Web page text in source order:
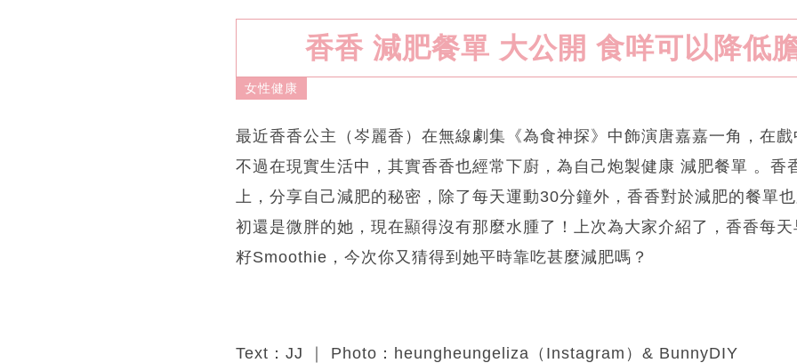
香香 減肥餐單 大公開 食咩可以降低
女性健康
最近香香公主（岑麗香）在無線劇集《為食神探》中飾演唐嘉嘉一角，在戲
不過在現實生活中，其實香香也經常下廚，為自己炮製健康 減肥餐單 。香
上，分享自己減肥的秘密，除了每天運動30分鐘外，香香對於減肥的餐單
初還是微胖的她，現在顯得沒有那麼水腫了！上次為大家介紹了，香香每
籽Smoothie，今次你又猜得到她平時靠吃甚麼減肥嗎？
Text：JJ ｜ Photo：heungheungeliza（Instagram）& BunnyDIY